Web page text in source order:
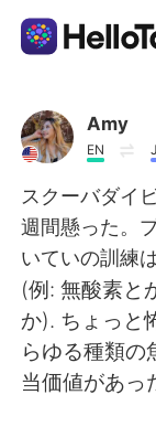
언어 교환 앱
AI
한국어
English
繁體中文
Amy
EN
スクーバダイ
週間懸った。
いていの訓練
(例: 無酸素と
か). ちょっと
らゆる種類の
当価値があっ